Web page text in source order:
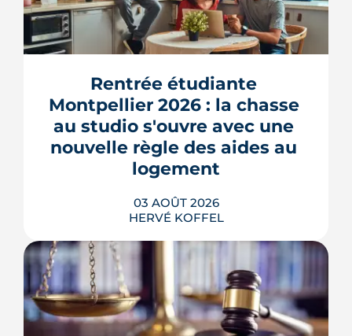
Montpellier prépare la dernière grande
pièce de Port Marianne. La ZAC de
l'Union, entrée dans une nouvelle
phase de concertation, veut
transformer un secteur sans identité en
quartier d'habitat.
LIRE L'ARTICLE
Rentrée étudiante
Montpellier 2026 : la chasse
au studio s'ouvre avec une
nouvelle règle des aides au
logement
03 AOÛT 2026
HERVÉ KOFFEL
Se loger à Montpellier pour la rentrée